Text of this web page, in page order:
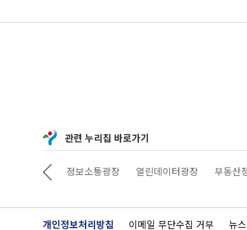
관련 누리집 바로가기
상대로 서울 정보소통광장 열린데이터광장 부동산
개인정보처리방침 이메일 무단수집 거부 뉴